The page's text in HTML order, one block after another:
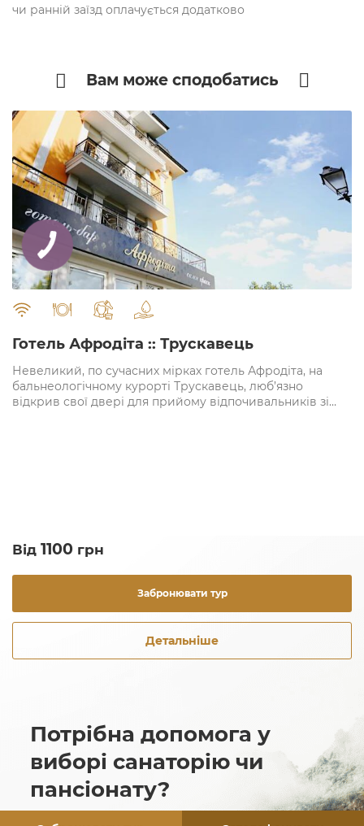
чи ранній заїзд оплачується додатково
Вам може сподобатись
Готель Афродіта :: Трускавець
Невеликий, по сучасних мірках готель Афродіта, на
бальнеологічному курорті Трускавець, люб’язно
відкрив свої двері для прийому відпочивальників зі
Від 1100 грн
Забронювати тур
Детальніше
Потрібна допомога у
виборі санаторію чи
пансіонату?